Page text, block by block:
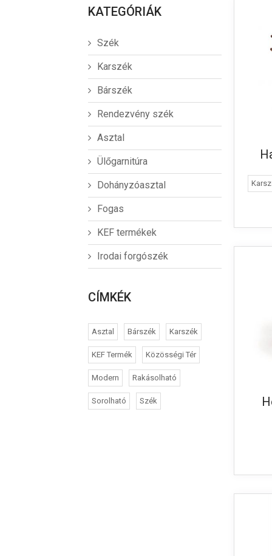
KATEGÓRIÁK
Szék
Karszék
Bárszék
Rendezvény szék
Asztal
Ülőgarnitúra
Dohányzóasztal
Fogas
KEF termékek
Irodai forgószék
CÍMKÉK
Asztal Bárszék Karszék
KEF Termék Közösségi Tér
Modern Rakásolható
Sorolható Szék